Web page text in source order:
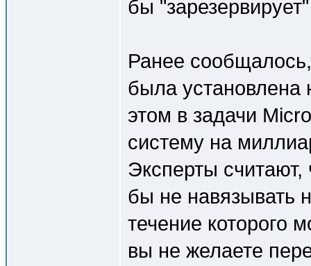
бы
Ранее
была
этом в задачи
систему на
Эксперты
бы не навязывать
течение которого
вы не желаете